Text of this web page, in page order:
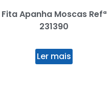
Fita Apanha Moscas Refª
231390
Ler mais